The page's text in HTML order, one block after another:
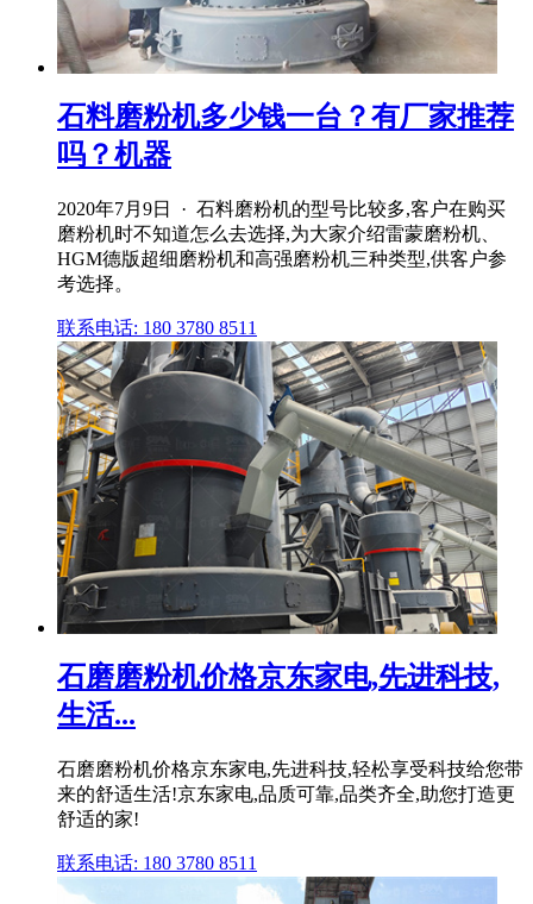
石料磨粉机多少钱一台？有厂家推荐
吗？机器
2020年7月9日 · 石料磨粉机的型号比较多,客户在购买
磨粉机时不知道怎么去选择,为大家介绍雷蒙磨粉机、
HGM德版超细磨粉机和高强磨粉机三种类型,供客户参
考选择。
联系电话: 180 3780 8511
石磨磨粉机价格京东家电,先进科技,
生活...
石磨磨粉机价格京东家电,先进科技,轻松享受科技给您带
来的舒适生活!京东家电,品质可靠,品类齐全,助您打造更
舒适的家!
联系电话: 180 3780 8511